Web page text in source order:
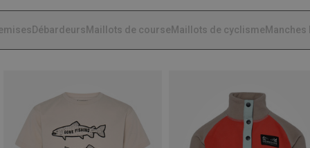
DébardeursMaillots de courseMaillots de cyclismeManches